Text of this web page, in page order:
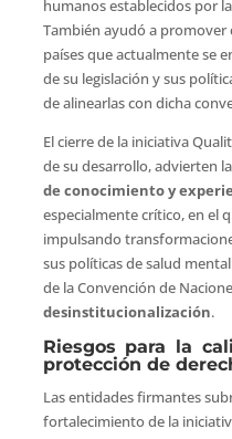
humanos establecidos por
También ayudó a
países que actualmente se
de su legislación y sus
de alinearlas con dicha
El cierre de la iniciativa
de su desarrollo, advierten
de conocimiento y
especialmente crítico, en el
impulsando
sus políticas de salud
de la Convención de
desinstitucionalización.
Riesgos para la
protección de
Las entidades firmantes
fortalecimiento de la